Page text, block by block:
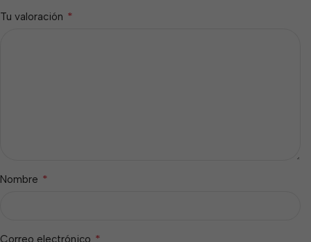
Tu valoración *
Nombre *
Correo electrónico *